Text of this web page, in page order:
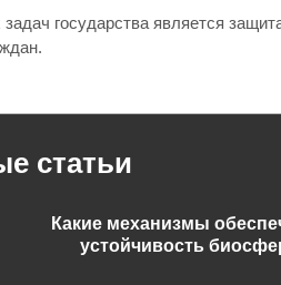
государства является
статьи
Какие механизмы
устойчивость